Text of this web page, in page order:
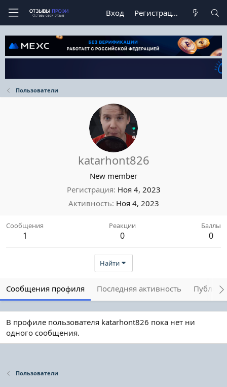
Вход Регистрация
Пользователи
katarhont826
New member
Регистрация Ноя 4, 2023
Активность Ноя 4, 2023
Сообщения
1
Реакции
0
Баллы
0
Найти
Сообщения профиля Последняя активность
В профиле пользователя katarhont826 пока нет ни
одного сообщения.
Пользователи